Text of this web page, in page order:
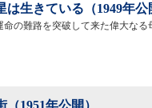
は生きている（1949年公
命の難路を突破して来た偉大なる
（1951年公開）